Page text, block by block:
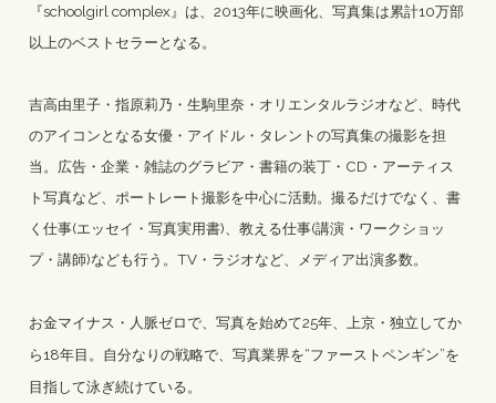
『schoolgirl complex』は、2013年に映画化、写真集は累計10万部
以上のベストセラーとなる。
吉高由里子・指原莉乃・生駒里奈・オリエンタルラジオなど、時代
のアイコンとなる女優・アイドル・タレントの写真集の撮影を担
当。広告・企業・雑誌のグラビア・書籍の装丁・CD・アーティス
ト写真など、ポートレート撮影を中心に活動。撮るだけでなく、書
く仕事(エッセイ・写真実用書)、教える仕事(講演・ワークショッ
プ・講師)なども行う。TV・ラジオなど、メディア出演多数。
お金マイナス・人脈ゼロで、写真を始めて25年、上京・独立してか
ら18年目。自分なりの戦略で、写真業界を“ファーストペンギン”を
目指して泳ぎ続けている。